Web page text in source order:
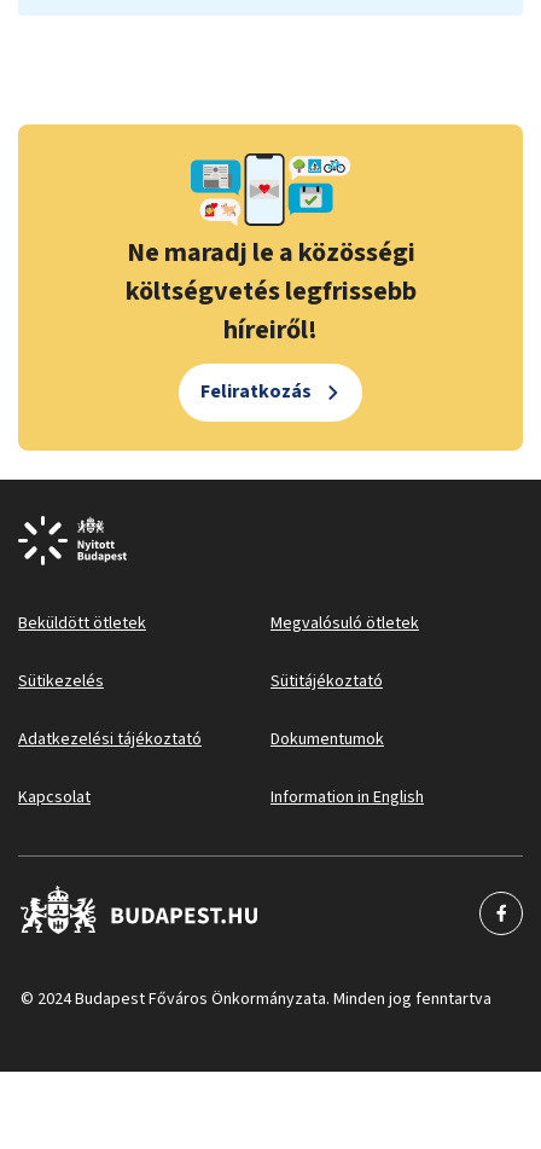
Ne maradj le a közösségi
költségvetés legfrissebb
híreiről!
Feliratkozás
Beküldött ötletek Megvalósuló ötletek
Sütikezelés Sütitájékoztató
Adatkezelési tájékoztató Dokumentumok
Kapcsolat Information in English
© 2024 Budapest Főváros Önkormányzata. Minden jog fenntartva